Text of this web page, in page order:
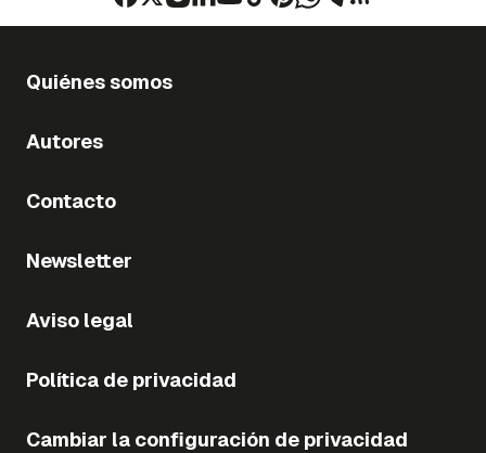
Quiénes somos
Autores
Contacto
Newsletter
Aviso legal
Política de privacidad
Cambiar la configuración de privacidad